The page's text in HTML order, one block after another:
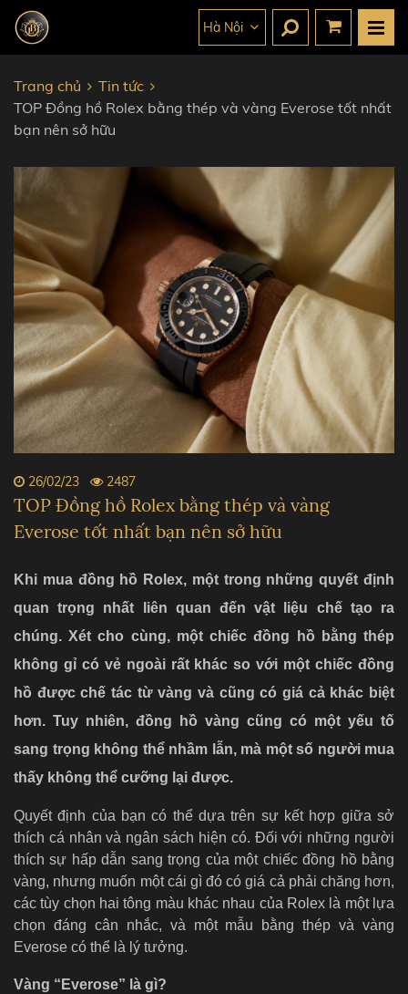
Hà Nội
Trang chủ
Tin tức
TOP Đồng hồ Rolex bằng thép và vàng Everose tốt nhất
bạn nên sở hữu
26/02/23 2487
TOP Đồng hồ Rolex bằng thép và vàng
Everose tốt nhất bạn nên sở hữu
Khi mua đồng hồ Rolex, một trong những quyết định
quan trọng nhất liên quan đến vật liệu chế tạo ra
chúng. Xét cho cùng, một chiếc đồng hồ bằng thép
không gỉ có vẻ ngoài rất khác so với một chiếc đồng
hồ được chế tác từ vàng và cũng có giá cả khác biệt
hơn. Tuy nhiên, đồng hồ vàng cũng có một yếu tố
sang trọng không thể nhầm lẫn, mà một số người mua
thấy không thể cưỡng lại được.
Quyết định của bạn có thể dựa trên sự kết hợp giữa sở
thích cá nhân và ngân sách hiện có. Đối với những người
thích sự hấp dẫn sang trọng của một chiếc đồng hồ bằng
vàng, nhưng muốn một cái gì đó có giá cả phải chăng hơn,
các tùy chọn hai tông màu khác nhau của Rolex là một lựa
chọn đáng cân nhắc, và một mẫu bằng thép và vàng
Everose có thể là lý tưởng.
Vàng “Everose” là gì?